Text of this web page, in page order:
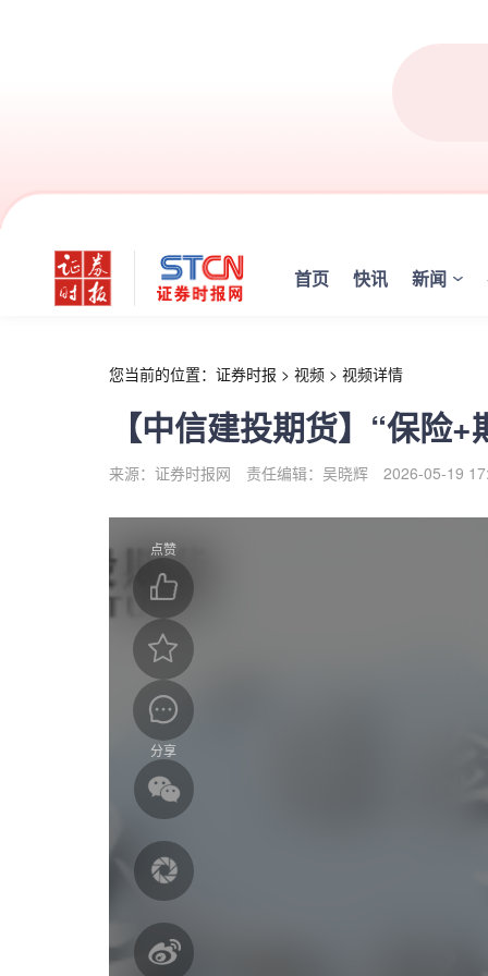
首页 快讯 新闻
您当前的位置： 证券时报 > 视频 > 视频详情
【中信建投期货】“保险
来源：证券时报网 责任编辑：吴晓辉 2026-05-19
点赞
分享